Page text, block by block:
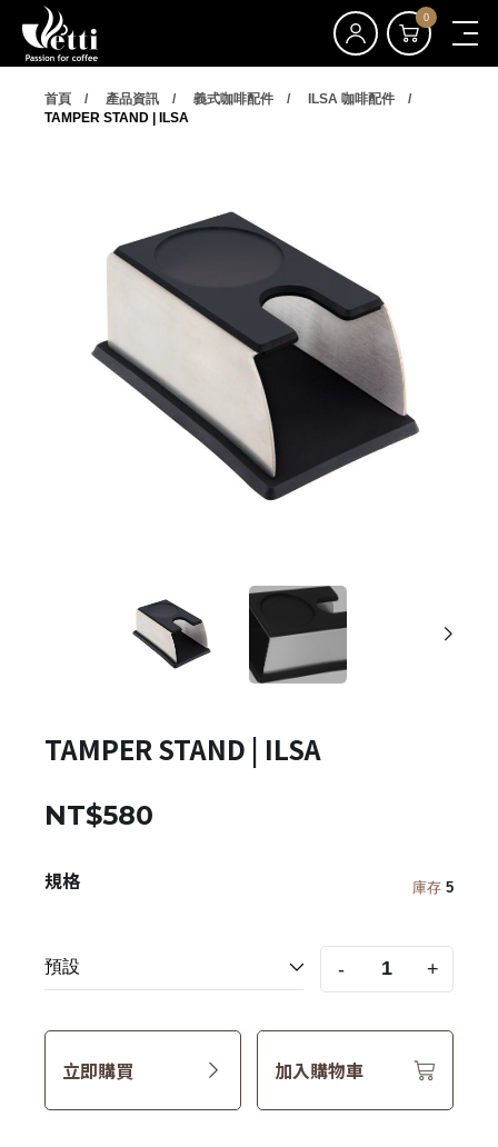
0
首頁 產品資訊 義式咖啡配件
ILSA 咖啡配件
TAMPER STAND | ILSA
TAMPER STAND | ILSA
NT$580
規格 庫存 5
- +
立即購買 加入購物車